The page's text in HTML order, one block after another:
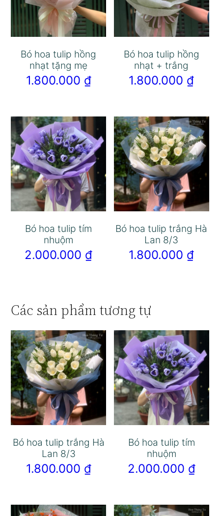
Bó hoa tulip hồng
nhạt tặng mẹ
1.800.000 ₫
Bó hoa tulip hồng
nhạt + trắng
1.800.000 ₫
Bó hoa tulip tím
nhuộm
2.000.000 ₫
Bó hoa tulip trắng Hà
Lan 8/3
1.800.000 ₫
Các sản phẩm tương tự
Bó hoa tulip trắng Hà
Lan 8/3
1.800.000 ₫
Bó hoa tulip tím
nhuộm
2.000.000 ₫